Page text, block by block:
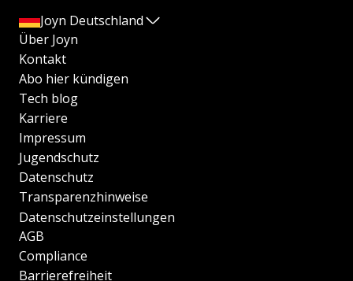
Joyn Deutschland
Über Joyn
Kontakt
Abo hier kündigen
Tech blog
Karriere
Impressum
Jugendschutz
Datenschutz
Transparenzhinweise
Datenschutzeinstellungen
AGB
Compliance
Barrierefreiheit